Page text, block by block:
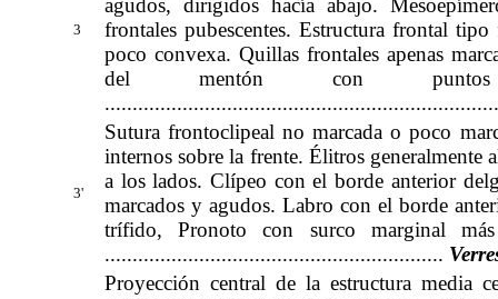
3
agudos, dirigidos hacía abajo.
frontales pubescentes. Estructura frontal
poco convexa. Quillas frontales apenas
del mentón con
3'
Sutura frontoclipeal no marcada o poco
internos sobre la frente. Élitros generalmente
a los lados. Clípeo con el borde anterior
marcados y agudos. Labro con el borde
trífido, Pronoto con surco marginal
.............................................................
Proyección central de la estructura media